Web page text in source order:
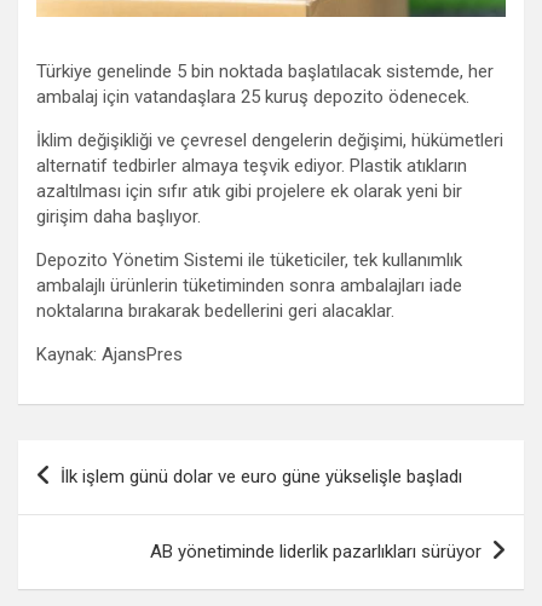
Türkiye genelinde 5 bin noktada başlatılacak sistemde, her
ambalaj için vatandaşlara 25 kuruş depozito ödenecek.
İklim değişikliği ve çevresel dengelerin değişimi, hükümetleri
alternatif tedbirler almaya teşvik ediyor. Plastik atıkların
azaltılması için sıfır atık gibi projelere ek olarak yeni bir
girişim daha başlıyor.
Depozito Yönetim Sistemi ile tüketiciler, tek kullanımlık
ambalajlı ürünlerin tüketiminden sonra ambalajları iade
noktalarına bırakarak bedellerini geri alacaklar.
Kaynak: AjansPres
Yazı
gezinmesi
İlk işlem günü dolar ve euro güne yükselişle başladı
AB yönetiminde liderlik pazarlıkları sürüyor